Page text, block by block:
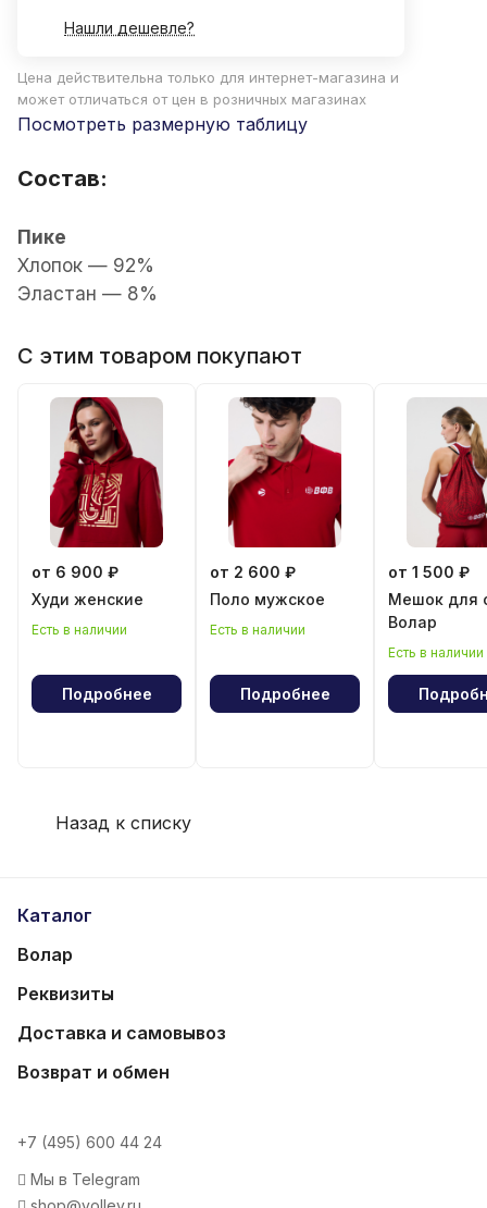
Нашли дешевле?
Цена действительна только для интернет-магазина и
может отличаться от цен в розничных магазинах
Посмотреть размерную таблицу
Состав:
Пике
Хлопок — 92%
Эластан — 8%
С этим товаром покупают
от 6 900 ₽
Худи женские
Есть в наличии
Подробнее
от 2 600 ₽
Поло мужское
Есть в наличии
Подробнее
от 1 500 ₽
Мешок для
Волар
Есть в наличии
Назад к списку
Каталог
Волар
Реквизиты
Доставка и самовывоз
Возврат и обмен
+7 (495) 600 44 24
Мы в Telegram